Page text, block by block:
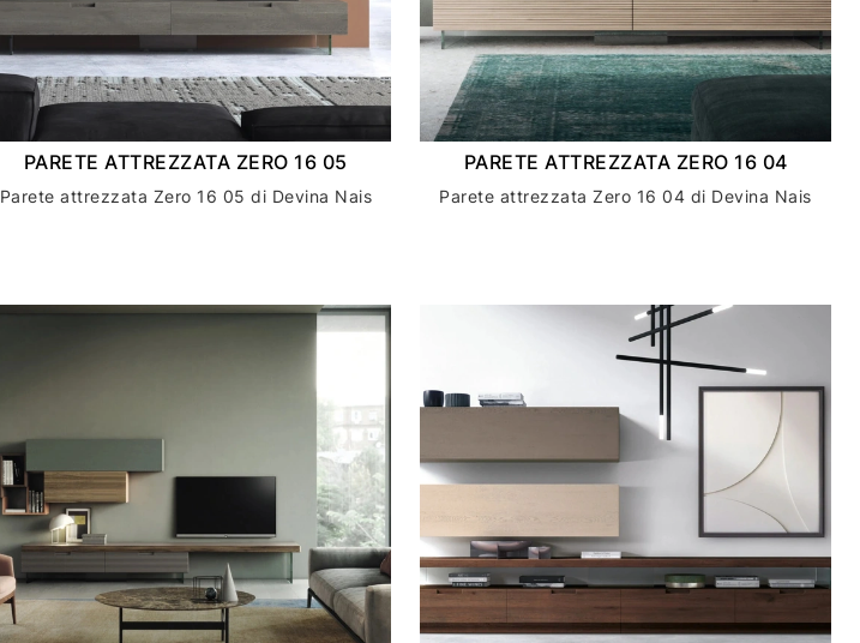
PARETE ATTREZZATA ZERO 16 05
Parete attrezzata Zero 16 05 di Devina Nais
PARETE ATTREZZATA ZERO 16 04
Parete attrezzata Zero 16 04 di Devina Nais